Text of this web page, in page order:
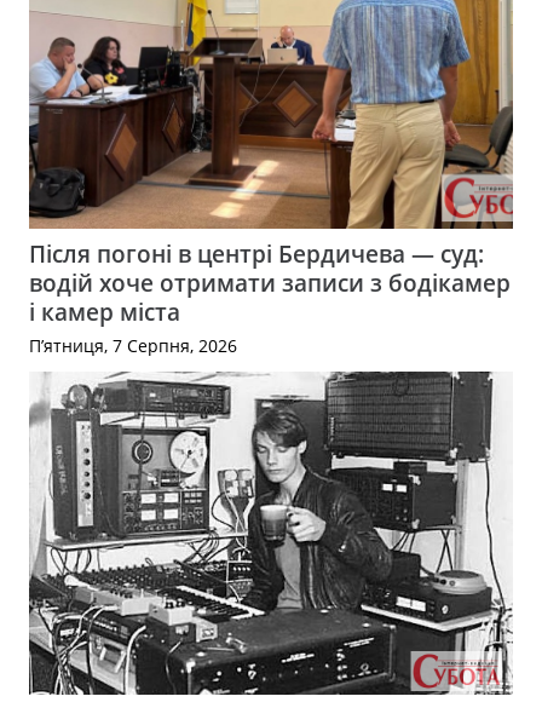
Після погоні в центрі Бердичева — суд:
водій хоче отримати записи з бодікамер
і камер міста
П’ятниця, 7 Серпня, 2026